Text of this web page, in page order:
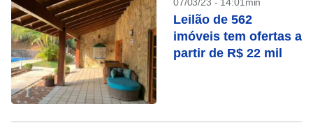
Leilão de 562
imóveis tem ofertas a
partir de R$ 22 mil